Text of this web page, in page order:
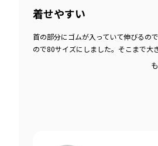
着せやすい
首の部分にゴムが入っていて伸びるの
ので80サイズにしました。そこまで大